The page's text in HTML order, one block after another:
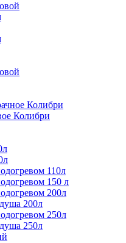
Колибри
Колибри
110л
150 л
200л
200л
250л
250л